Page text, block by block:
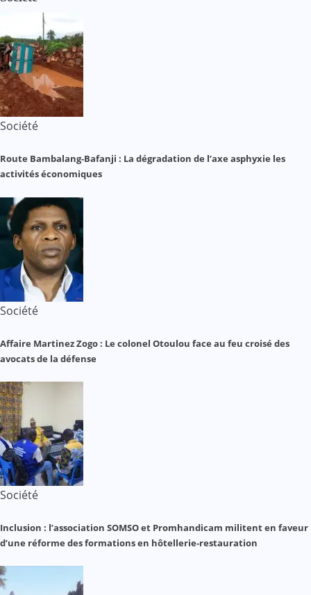
Société
Route Bambalang-Bafanji : La dégradation de l’axe asphyxie les
activités économiques
Société
Affaire Martinez Zogo : Le colonel Otoulou face au feu croisé des
avocats de la défense
Société
Inclusion : l’association SOMSO et Promhandicam militent en faveur
d’une réforme des formations en hôtellerie-restauration